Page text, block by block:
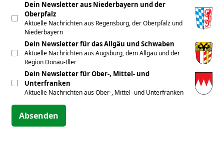
Dein Newsletter aus Niederbayern und der
Oberpfalz
Aktuelle Nachrichten aus Regensburg, der Oberpfalz und
Niederbayern
Dein Newsletter für das Allgäu und Schwaben
Aktuelle Nachrichten aus Augsburg, dem Allgäu und der
Region Donau-Iller
Dein Newsletter für Ober-, Mittel- und
Unterfranken
Aktuelle Nachrichten aus Ober-, Mittel- und Unterfranken
Absenden